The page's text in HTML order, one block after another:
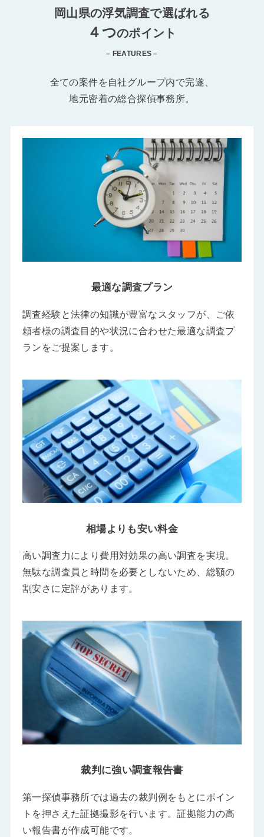
岡山県の浮気調査で選ばれる
４つのポイント
– FEATURES –
全ての案件を自社グループ内で完遂、
地元密着の総合探偵事務所。
最適な調査プラン
調査経験と法律の知識が豊富なスタッフが、ご依
頼者様の調査目的や状況に合わせた最適な調査プ
ランをご提案します。
相場よりも安い料金
高い調査力により費用対効果の高い調査を実現。
無駄な調査員と時間を必要としないため、総額の
割安さに定評があります。
裁判に強い調査報告書
第一探偵事務所では過去の裁判例をもとにポイン
トを押さえた証拠撮影を行います。証拠能力の高
い報告書が作成可能です。